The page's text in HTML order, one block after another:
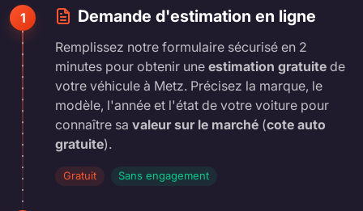
1 Demande d'estimation en ligne
Remplissez notre formulaire sécurisé en 2
minutes pour obtenir une estimation gratuite de
votre véhicule à Metz. Précisez la marque, le
modèle, l'année et l'état de votre voiture pour
connaître sa valeur sur le marché (cote auto
gratuite).
Gratuit Sans engagement